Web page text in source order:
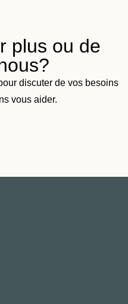
plus ou de
discuter de vos besoins
vous aider.